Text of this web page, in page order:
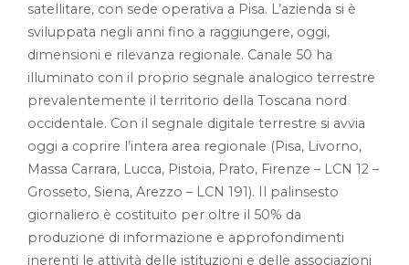
satellitare, con sede operativa a Pisa. L’azienda si è
sviluppata negli anni fino a raggiungere, oggi,
dimensioni e rilevanza regionale. Canale 50 ha
illuminato con il proprio segnale analogico terrestre
prevalentemente il territorio della Toscana nord
occidentale. Con il segnale digitale terrestre si avvia
oggi a coprire l’intera area regionale (Pisa, Livorno,
Massa Carrara, Lucca, Pistoia, Prato, Firenze – LCN 12 –
Grosseto, Siena, Arezzo – LCN 191). Il palinsesto
giornaliero è costituito per oltre il 50% da
produzione di informazione e approfondimenti
inerenti le attività delle istituzioni e delle associazioni